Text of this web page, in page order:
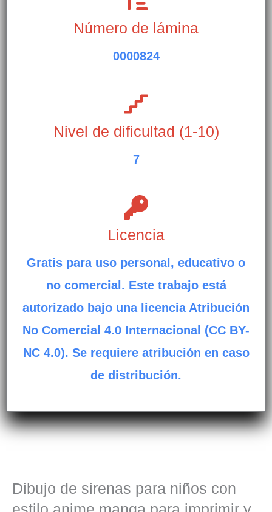
Número de lámina
0000824
Nivel de dificultad (1-10)
7
Licencia
Gratis para uso personal, educativo o
no comercial. Este trabajo está
autorizado bajo una licencia Atribución
No Comercial 4.0 Internacional (CC BY-
NC 4.0). Se requiere atribución en caso
de distribución.
Dibujo de sirenas para niños con